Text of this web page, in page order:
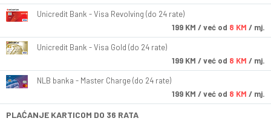
Unicredit Bank - Visa Revolving (do 24 rate)
199 KM / već od 8 KM / mj.
Unicredit Bank - Visa Gold (do 24 rate)
199 KM / već od 8 KM / mj.
NLB banka - Master Charge (do 24 rate)
199 KM / već od 8 KM / mj.
PLAĆANJE KARTICOM DO 36 RATA